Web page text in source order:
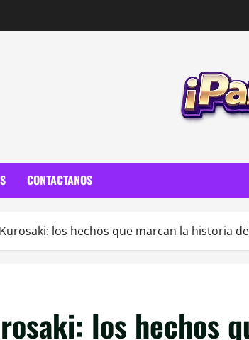
CONTACTANOS
los hechos que marcan la historia
los hechos